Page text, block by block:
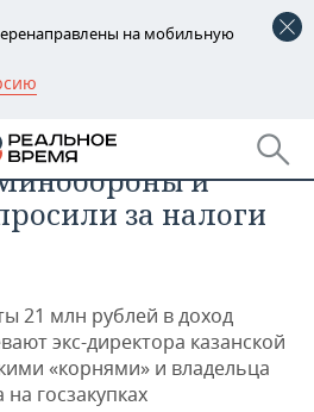
на мобильную
ПФО
с
и
за налоги
21 млн рублей в доход
экс-директора казанской
«корнями» и владельца
госзакупках